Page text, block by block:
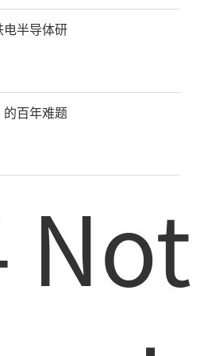
室教授戴民汉指出，相
南海深水交换快、通风
的年龄差在南海北部
相互作用形成
机物进入南海，为南海
提高生产力。与此同
入带来的外源无机碳与
水光合作用作出较大贡
半导体研
百年难题
Not